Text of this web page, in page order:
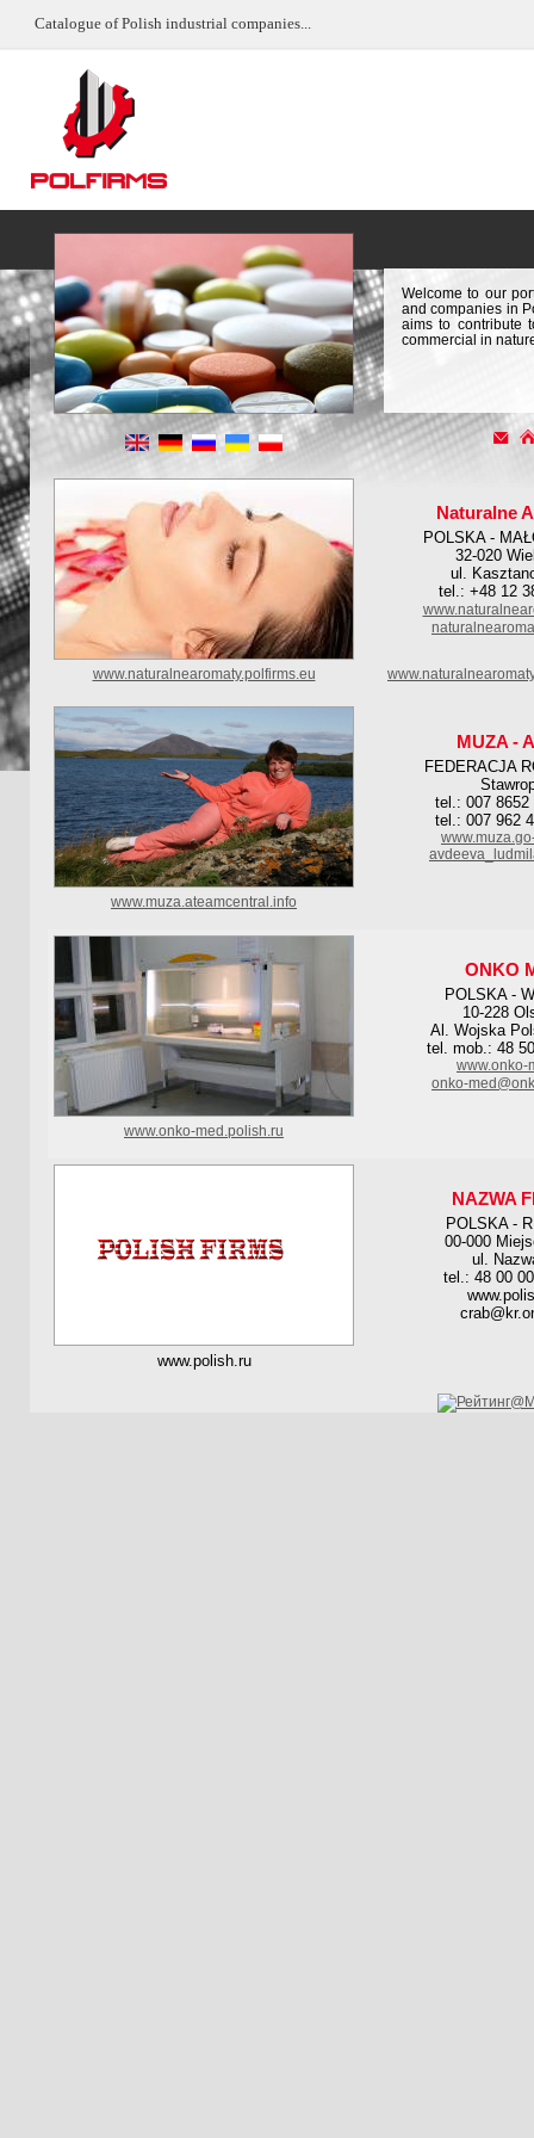
Catalogue of Polish industrial companies...
Welcome to our
and companies in
aims to contribute
commercial in
Naturalne
POLSKA -
32-020
ul.
tel.: +48 12
www.naturalnearomaty.polfirms.eu
MUZA -
FEDERACJA
tel.: 007 8652
tel.: 007 962
www.muza.ateamcentral.info
ONKO
POLSKA -
10-228
Al. Wojska
tel. mob.: 48
www.onko-
onko-
www.onko-med.polish.ru
NAZWA
POLSKA -
00-000
ul.
tel.: 48 00
www.polish.ru